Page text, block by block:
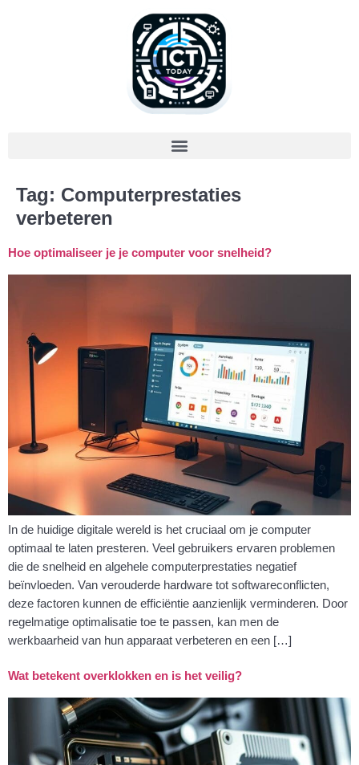
Tag: Computerprestaties
verbeteren
Hoe optimaliseer je je computer voor snelheid?
In de huidige digitale wereld is het cruciaal om je computer
optimaal te laten presteren. Veel gebruikers ervaren problemen
die de snelheid en algehele computerprestaties negatief
beïnvloeden. Van verouderde hardware tot softwareconflicten,
deze factoren kunnen de efficiëntie aanzienlijk verminderen. Door
regelmatige optimalisatie toe te passen, kan men de
werkbaarheid van hun apparaat verbeteren en een […]
Wat betekent overklokken en is het veilig?